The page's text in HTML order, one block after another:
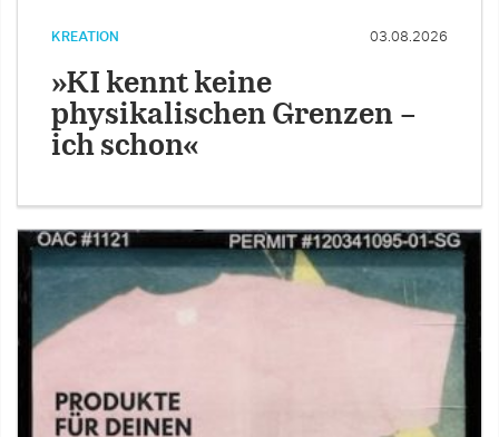
KREATION 03.08.2026
»KI kennt keine
physikalischen Grenzen –
ich schon«